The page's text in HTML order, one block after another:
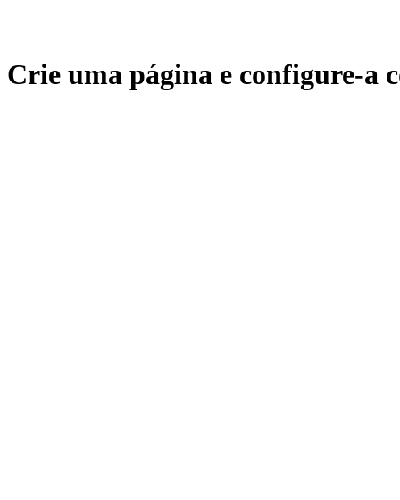
Crie uma página e configure-a